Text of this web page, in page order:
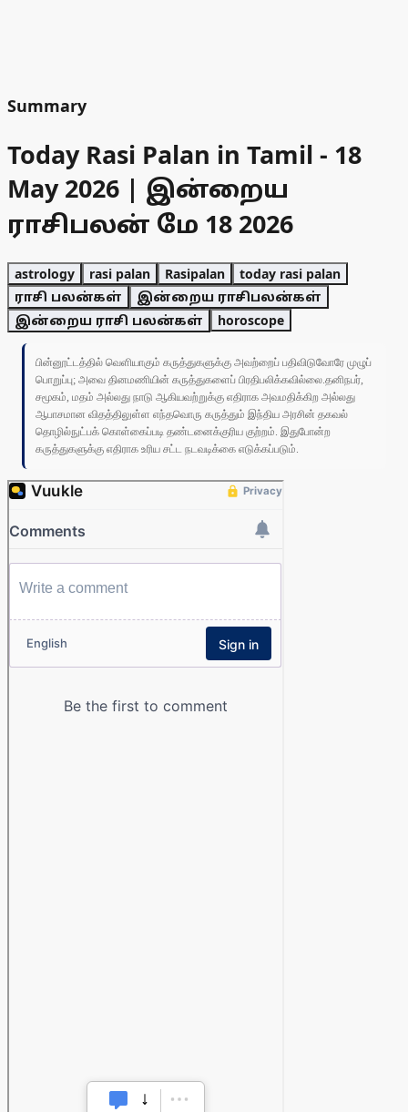
Summary
Today Rasi Palan in Tamil - 18
May 2026 | இன்றைய
ராசிபலன் மே 18 2026
astrology rasi palan Rasipalan
today rasi palan
ராசி பலன்கள்
இன்றைய ராசிபலன்கள்
இன்றைய ராசி பலன்கள்
horoscope
பின்னூட்டத்தில் வெளியாகும் கருத்துகளுக்கு அவற்றைப் பதிவிடுவோரே முழுப்
பொறுப்பு; அவை தினமணியின் கருத்துகளைப் பிரதிபலிக்கவில்லை.தனிநபர்,
சமூகம், மதம் அல்லது நாடு ஆகியவற்றுக்கு எதிராக அவமதிக்கிற அல்லது
ஆபாசமான விதத்திலுள்ள எந்தவொரு கருத்தும் இந்திய அரசின் தகவல்
தொழில்நுட்பக் கொள்கைப்படி தண்டனைக்குரிய குற்றம். இதுபோன்ற
கருத்துகளுக்கு எதிராக உரிய சட்ட நடவடிக்கை எடுக்கப்படும்.